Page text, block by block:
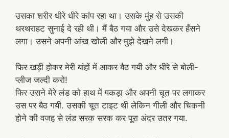
उसका शरीर धीरे धीरे कांप रहा था। उसके मुंह से उसकी
थरथराहट सुनाई दे रही थी। मैं बैठ गया और उसे देखकर हँसने
लगा। उसने अपनी आंख खोली और मुझे देखने लगी।
फिर खड़ी होकर मेरी बांहों में आकर बैठ गयी और धीरे से बोली-
प्लीज जल्दी करो!
फिर उसने मेरे लंड को हाथ में पकड़ा और अपनी चूत पर लगाकर
उस पर बैठ गयी. उसकी चूत टाइट थी लेकिन गीली और चिकनी
होने की वजह से लंड सरक सरक कर पूरा अंदर उतर गया.